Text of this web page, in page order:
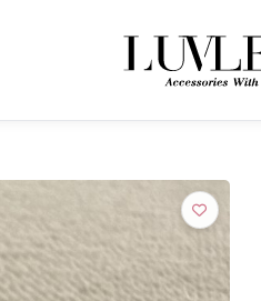
Узнавайте первыми о